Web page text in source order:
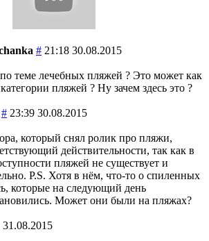
# 21:18 30.08.2015
теме лечебных пляжей ? Это может как
пляжей ? Ну зачем здесь это ?
# 23:39 30.08.2015
который снял ролик про пляжи,
действительности, так как в
пляжей не существует и
P.S. Хотя в нём, что-то о спиленных
которые на следующий день
Может они были на пляжах?
31.08.2015